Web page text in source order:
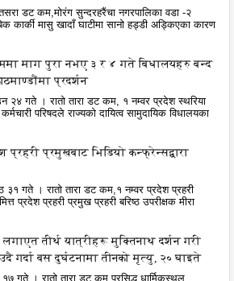
डट कम,मोरंग सुन्दरहरैंचा नगरपालिका वडा -२
कार्की मासु खादाँ घाटीमा सानो हड्डी अड्किएका कारण
माग पुरा नभए ३ र ४ गते बिधालयहरु बन्द
प्रदर्शन
२४ गते । रातो तारा डट कम, १ नम्वर प्रदेश स्थरिया
परिषदले राज्यको दायित्व सामुदायिक विधालयका
प्रहरी प्रमुखबाट भिडियो कन्फ्रेन्सद्वारा
३१ गते । रातो तारा डट कम,१ नम्वर प्रदेश प्रहरी
प्रदेश प्रहरी प्रमुख प्रहरी बरिष्ठ उपरीक्षक मीरा
तीर्थ यात्रीहरू मुक्तिनाथ दर्शन गरी
गर्दा बस दुर्घटनामा तीनको मृत्यु, २० घाइते
गते । रातो तारा डट कम,प्रसिद्ध धार्मिकस्थल